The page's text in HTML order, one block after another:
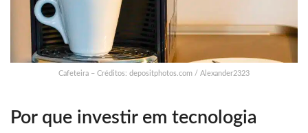
Cafeteira – Créditos: depositphotos.com / Alexander2323
Por que investir em tecnologia